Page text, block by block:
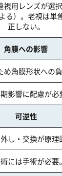
視用レンズが選
る）。老視は単
正しない。
角膜への影響
角膜形状への
影響に配慮が必
可逆性
し・交換が原理
には手術が必要。